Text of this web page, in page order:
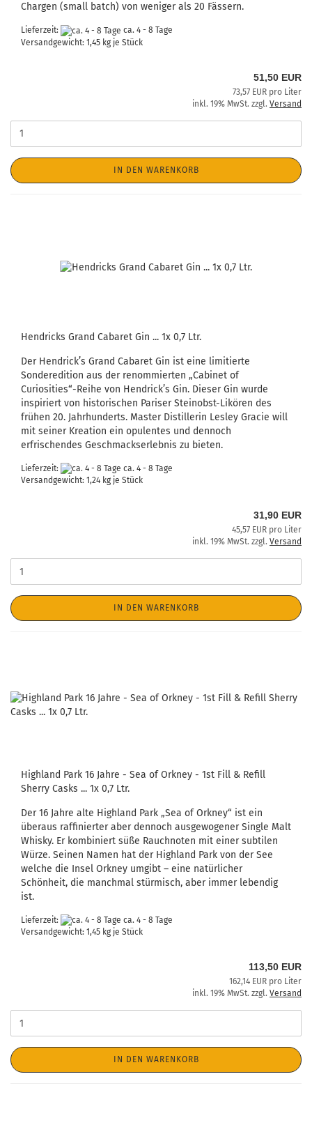
Chargen (small batch) von weniger als 20 Fässern.
Lieferzeit:
ca. 4 - 8 Tage
Versandgewicht: 1,45 kg je Stück
51,50 EUR
73,57 EUR pro Liter
inkl. 19% MwSt. zzgl. Versand
IN DEN WARENKORB
Hendricks Grand Cabaret Gin ... 1x 0,7 Ltr.
Der Hendrick’s Grand Cabaret Gin ist eine limitierte
Sonderedition aus der renommierten „Cabinet of
Curiosities“-Reihe von Hendrick’s Gin. Dieser Gin wurde
inspiriert von historischen Pariser Steinobst-Likören des
frühen 20. Jahrhunderts. Master Distillerin Lesley Gracie will
mit seiner Kreation ein opulentes und dennoch
erfrischendes Geschmackserlebnis zu bieten.
Lieferzeit:
ca. 4 - 8 Tage
Versandgewicht: 1,24 kg je Stück
31,90 EUR
45,57 EUR pro Liter
inkl. 19% MwSt. zzgl. Versand
IN DEN WARENKORB
Highland Park 16 Jahre - Sea of Orkney - 1st Fill & Refill
Sherry Casks ... 1x 0,7 Ltr.
Der 16 Jahre alte Highland Park „Sea of Orkney“ ist ein
überaus raffinierter aber dennoch ausgewogener Single Malt
Whisky. Er kombiniert süße Rauchnoten mit einer subtilen
Würze. Seinen Namen hat der Highland Park von der See
welche die Insel Orkney umgibt – eine natürlicher
Schönheit, die manchmal stürmisch, aber immer lebendig
ist.
Lieferzeit:
ca. 4 - 8 Tage
Versandgewicht: 1,45 kg je Stück
113,50 EUR
162,14 EUR pro Liter
inkl. 19% MwSt. zzgl. Versand
IN DEN WARENKORB